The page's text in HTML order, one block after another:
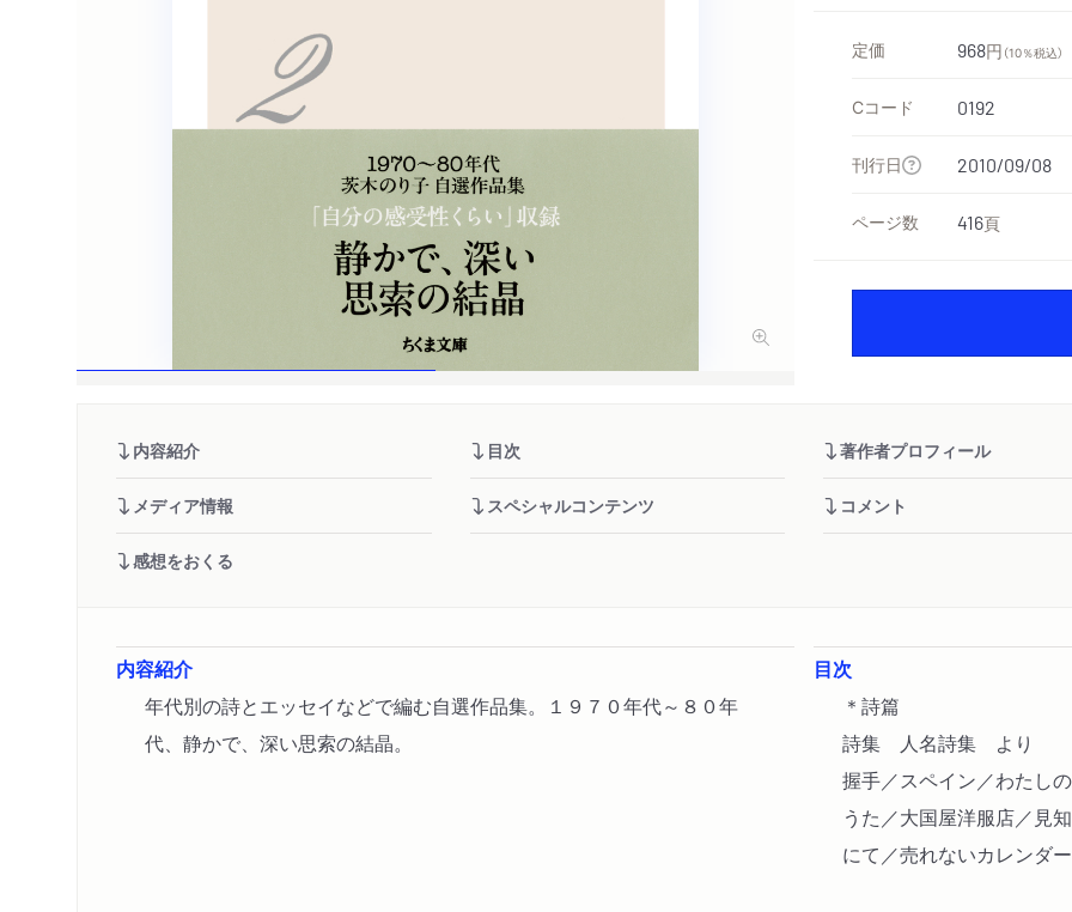
定価 968円 （10％税込）
Cコード 0192
刊行日 2010/09/08
ページ数 416頁
内容紹介 目次 著作者プロフィール
メディア情報 スペシャルコンテンツ コメント
感想をおくる
内容紹介
年代別の詩とエッセイなどで編む自選作品集。１９７０年代～８０年
代、静かで、深い思索の結晶。
目次
＊詩篇
詩集 人名詩集 より
握手／スペイン／わたし
うた／大国屋洋服店／見
にて／売れないカレンダ